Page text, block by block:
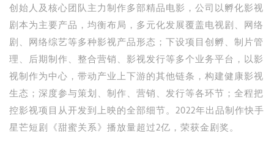
创始人及核心团队主力制作多部精品电影，公司以孵化影视
剧本为主要产品，均衡布局，多元化发展覆盖电视剧、网络
剧、网络综艺等多种影视产品形态；下设项目创孵、制片管
理、后期制作、整合营销、影视发行等多个业务平台，以影
视制作为中心，带动产业上下游的其他链条，构建健康影视
生态；深度参与策划、制作、营销、发行等各环节；全程把
控影视项目从开发到上映的全部细节。2022年出品制作快手
星芒短剧《甜蜜关系》播放量超过2亿，荣获金剧奖。